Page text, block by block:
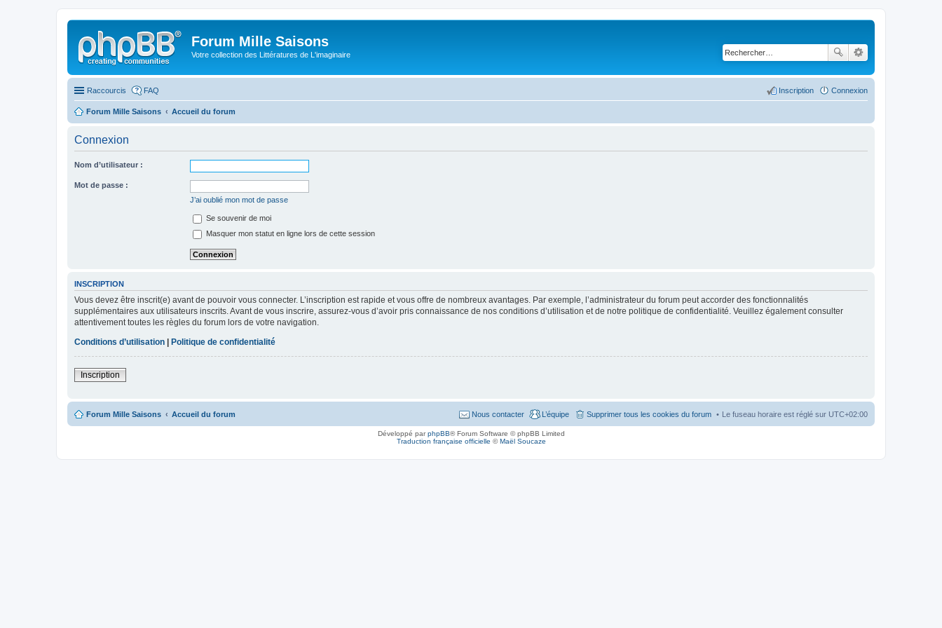
Forum Mille Saisons
Votre collection des Littératures de L'imaginaire
Raccourcis FAQ Connexion
Inscription
Forum Mille Saisons Accueil du forum
Connexion
Nom d’utilisateur :
Mot de passe :
J’ai oublié mon mot de passe
Se souvenir de moi
Masquer mon statut en ligne lors de cette session
INSCRIPTION
Vous devez être inscrit(e) avant de pouvoir vous connecter. L’inscription est rapide et vous offre de nombreux avantages. Par exemple, l’administrateur du forum peut accorder des fonctionnalités
supplémentaires aux utilisateurs inscrits. Avant de vous inscrire, assurez-vous d’avoir pris connaissance de nos conditions d’utilisation et de notre politique de confidentialité. Veuillez également consulter
attentivement toutes les règles du forum lors de votre navigation.
Conditions d’utilisation
Politique de confidentialité
Inscription
Forum Mille Saisons Accueil du forum Le fuseau horaire est réglé sur UTC+02:00
Supprimer tous les cookies du forum
L’équipe
Nous contacter
Développé parphpBB® Forum Software © phpBB Limited
Traduction française officielle ©Maël Soucaze